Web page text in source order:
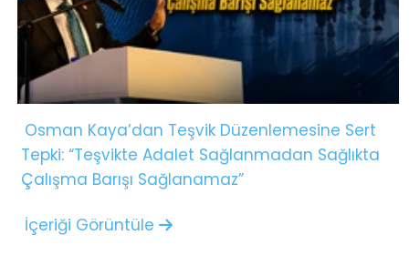
Osman Kaya’dan Teşvik Düzenlemesine Sert
Tepki: “Teşvikte Adalet Sağlanmadan Sağlıkta
Çalışma Barışı Sağlanamaz”
İçeriği Görüntüle